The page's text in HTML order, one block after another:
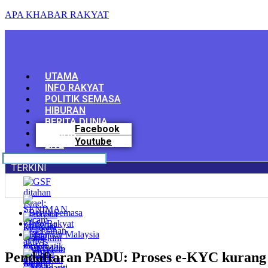
APA KHABAR RAKYAT
Menu
UTAMA
INFO RAKYAT
POLITIK SEMASA
HIBURAN
BERITA DUNIA
SUKAN
LIVE
Facebook
Youtube
TERKINI
Berita Semasa
Info Rakyat
Kerajaan Malaysia
Pendaftaran PADU: Proses e-KYC